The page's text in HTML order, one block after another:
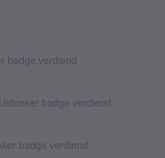
badge verdiend
badge verdiend
badge verdiend